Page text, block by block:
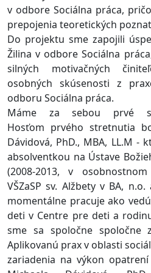
v odbore Sociálna práca,
prepojenia teoretických
Do projektu sme zapojili
Žilina v odbore Sociálna
silných motivačných
osobných skúsenosti z
odboru Sociálna práca.
Máme za sebou prvé
Hosťom prvého stretnutia
Dávidová, PhD., MBA, LL.M
absolventkou na Ústave
(2008-2013, v
VŠZaSP sv. Alžbety v BA,
momentálne pracuje ako
deti v Centre pre deti a
sme sa spoločne spoločne
Aplikovanú prax v oblasti
zariadenia na výkon